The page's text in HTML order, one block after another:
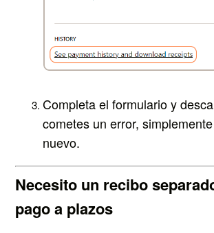
Completa el formulario y
cometes un error,
nuevo.
Necesito un recibo
pago a plazos